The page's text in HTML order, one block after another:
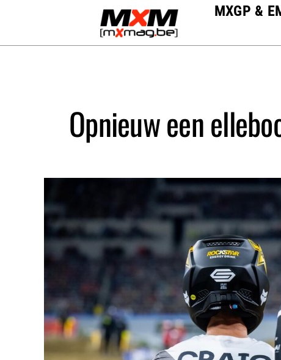
MXGP &
Opnieuw een